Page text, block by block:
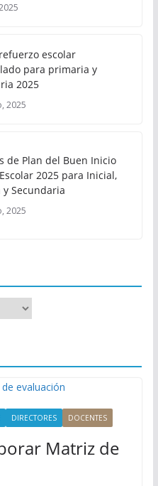
escolar
para primaria y
2025
2025
de Plan del Buen Inicio
2025 para Inicial,
y Secundaria
2025
DIRECTORES DOCENTES
Matriz de